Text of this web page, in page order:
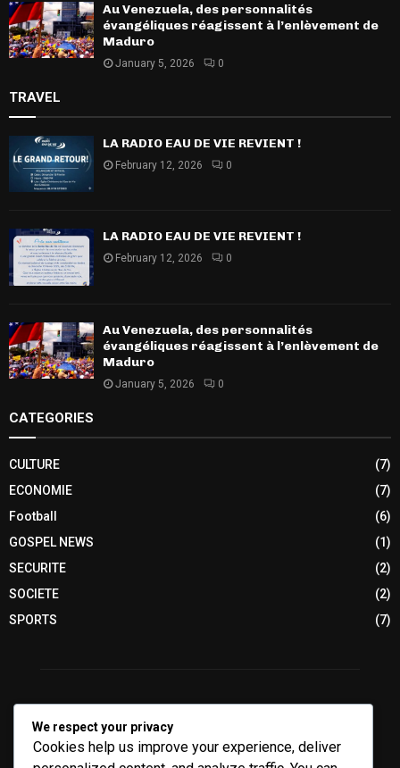
Au Venezuela, des personnalités
évangéliques réagissent à l’enlèvement de
Maduro
January 5, 2026 0
TRAVEL
LA RADIO EAU DE VIE REVIENT !
February 12, 2026 0
LA RADIO EAU DE VIE REVIENT !
February 12, 2026 0
Au Venezuela, des personnalités
évangéliques réagissent à l’enlèvement de
Maduro
January 5, 2026 0
CATEGORIES
CULTURE
(7)
ECONOMIE
(7)
Football
(6)
GOSPEL NEWS
(1)
SECURITE
(2)
SOCIETE
(2)
SPORTS
(7)
We respect your privacy
Cookies help us improve your experience, deliver